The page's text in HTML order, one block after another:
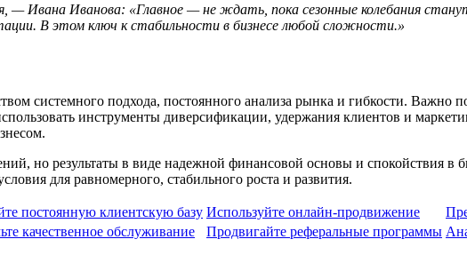
— Ивана Иванова: «Главное — не ждать, пока сезонные колебания
В этом ключ к стабильности в бизнесе любой сложности.»
системного подхода, постоянного анализа рынка и гибкости.
инструменты диверсификации, удержания клиентов и
но результаты в виде надежной финансовой основы и спокойствия в
для равномерного, стабильного роста и развития.
постоянную клиентскую базу Используйте онлайн-продвижение
качественное обслуживание Продвигайте реферальные программы